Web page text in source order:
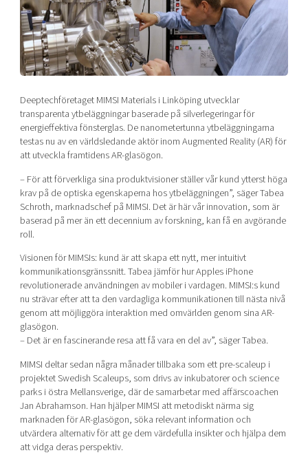
Shaping cities and regions
Bright East
Reversed mentorship
Current offers and activities
Upscaling
Talent & skills
Startup & industry collaboration
Offers to boost your business
Funding opportunities
Our community of companies
Projects
Publications
Project toolbox
Our clusters
Reach out to us
Locations
Today's lunch in Mjärdevi
Deeptechföretaget MIMSI Materials i Linköping utvecklar
transparenta ytbeläggningar baserade på silverlegeringar för
energieffektiva fönsterglas. De nanometertunna ytbeläggningarna
testas nu av en världsledande aktör inom Augmented Reality (AR) för
att utveckla framtidens AR-glasögon.
– För att förverkliga sina produktvisioner ställer vår kund ytterst höga
krav på de optiska egenskaperna hos ytbeläggningen”, säger Tabea
Schroth, marknadschef på MIMSI. Det är här vår innovation, som är
baserad på mer än ett decennium av forskning, kan få en avgörande
roll.
Visionen för MIMSIs: kund är att skapa ett nytt, mer intuitivt
kommunikationsgränssnitt. Tabea jämför hur Apples iPhone
revolutionerade användningen av mobiler i vardagen. MIMSI:s kund
nu strävar efter att ta den vardagliga kommunikationen till nästa nivå
genom att möjliggöra interaktion med omvärlden genom sina AR-
glasögon.
– Det är en fascinerande resa att få vara en del av”, säger Tabea.
MIMSI deltar sedan några månader tillbaka som ett pre-scaleup i
projektet Swedish Scaleups, som drivs av inkubatorer och science
parks i östra Mellansverige, där de samarbetar med affärscoachen
Jan Abrahamson. Han hjälper MIMSI att metodiskt närma sig
marknaden för AR-glasögon, söka relevant information och
utvärdera alternativ för att ge dem värdefulla insikter och hjälpa dem
att vidga deras perspektiv.